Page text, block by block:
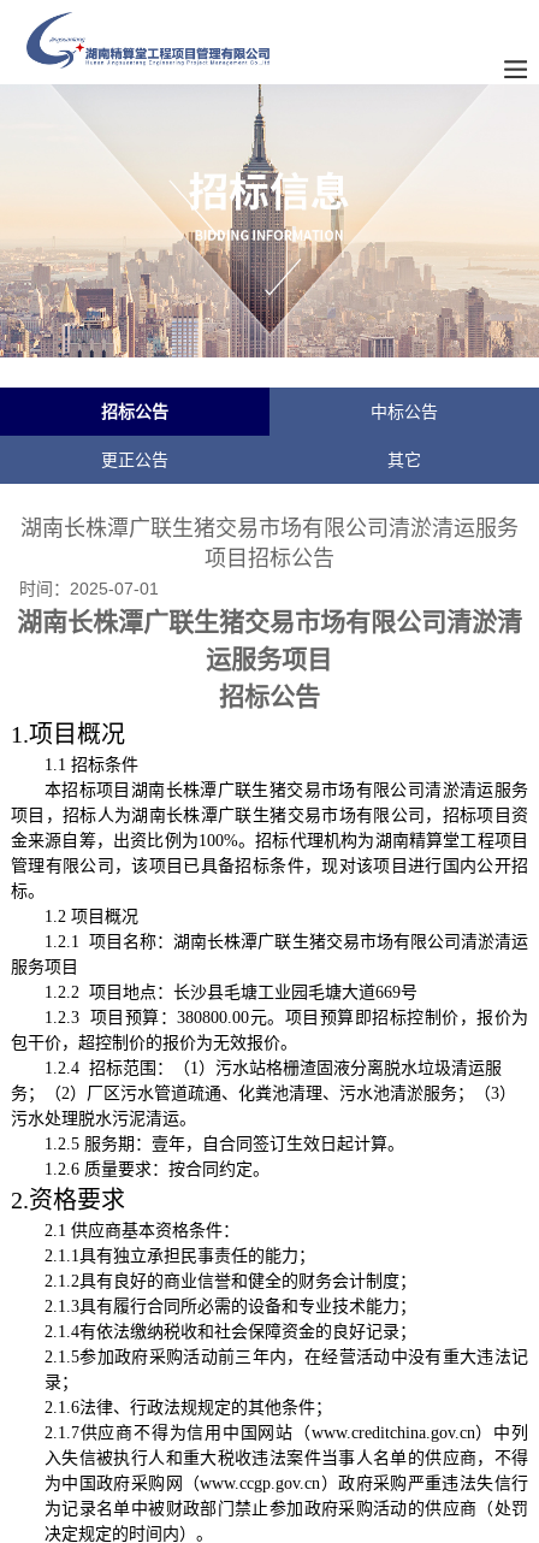
招标公告 中标公告
更正公告 其它
湖南长株潭广联生猪交易市场有限公司清淤清运服务
项目招标公告
时间： 2025-07-01
湖南长株潭广联生猪交易市场有限公司清淤清
运服务项目
招标公告
1.项目概况
1.1 招标条件
本招标项目湖南长株潭广联生猪交易市场有限公司清淤清运服务
项目，招标人为湖南长株潭广联生猪交易市场有限公司，招标项目资
金来源自筹，出资比例为100%。招标代理机构为湖南精算堂工程项目
管理有限公司，该项目已具备招标条件，现对该项目进行国内公开招
标。
1.2 项目概况
1.2.1 项目名称：湖南长株潭广联生猪交易市场有限公司清淤清运
服务项目
1.2.2 项目地点： 长沙县毛塘工业园毛塘大道669号
1.2.3 项目预算：380800.00元。项目预算即招标控制价，报价为
包干价，超控制价的报价为无效报价。
1.2.4 招标范围：（1） 污水站格栅渣固液分离脱水垃圾清运服
务；（2）厂区污水管道疏通、化粪池清理、污水池清淤服务；（3）
污水处理脱水污泥清运。
1.2.5 服务期 ：壹年，自合同签订生效日起计算。
1.2.6 质量要求： 按合同约定。
2.资格要求
2.1 供应商基本资格条件：
2.1.1具有独立承担民事责任的能力；
2.1.2具有良好的商业信誉和健全的财务会计制度；
2.1.3具有履行合同所必需的设备和专业技术能力；
2.1.4有依法缴纳税收和社会保障资金的良好记录；
2.1.5参加政府采购活动前三年内，在经营活动中没有重大违法记
录；
2.1.6法律、行政法规规定的其他条件；
2.1.7供应商不得为信用中国网站（www.creditchina.gov.cn）中列
入失信被执行人和重大税收违法案件当事人名单的供应商，不得
为中国政府采购网（www.ccgp.gov.cn）政府采购严重违法失信行
为记录名单中被财政部门禁止参加政府采购活动的供应商（处罚
决定规定的时间内）。